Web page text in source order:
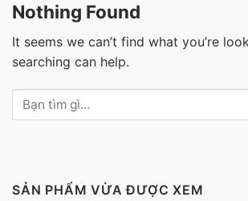
Nothing Found
It seems we can’t find what you’re
searching can help.
SẢN PHẨM VỪA ĐƯỢC XEM